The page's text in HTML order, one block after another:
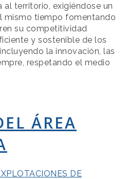
territorio, exigiéndose un
mismo tiempo fomentando
su competitividad
y sostenible de los
la innovación, las
respetando el medio
ÁREA
DE